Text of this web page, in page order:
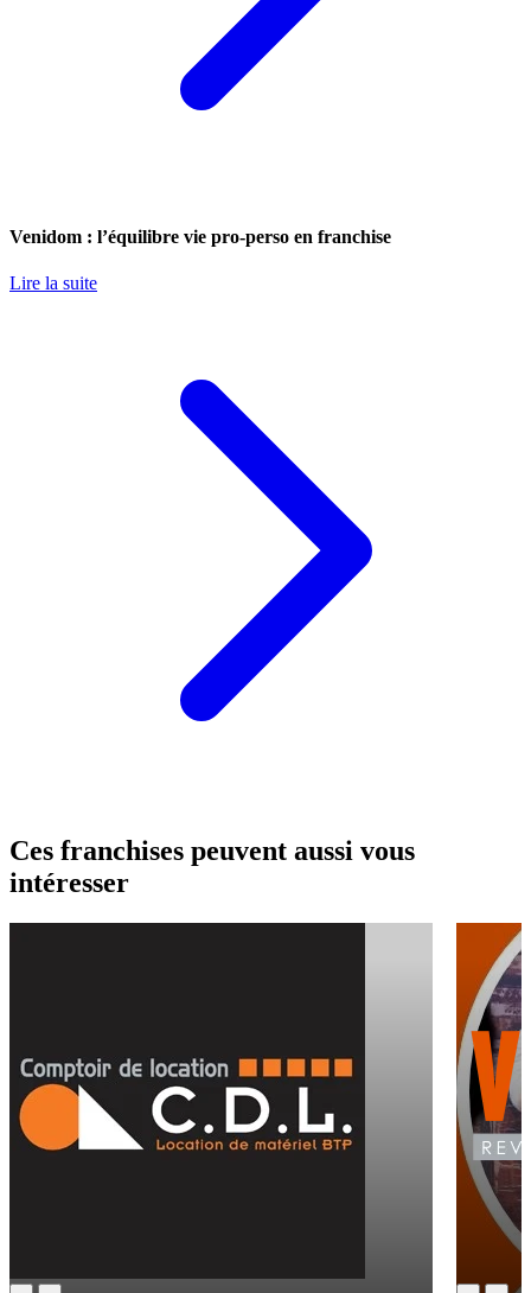
Venidom : l’équilibre vie pro-perso en franchise
Lire la suite
Ces franchises peuvent aussi vous
intéresser